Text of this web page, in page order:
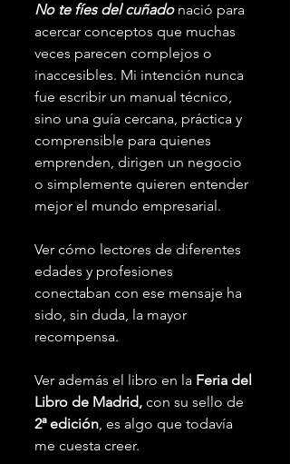
No te fíes del cuñado nació para
acercar conceptos que muchas
veces parecen complejos o
inaccesibles. Mi intención nunca
fue escribir un manual técnico,
sino una guía cercana, práctica y
comprensible para quienes
emprenden, dirigen un negocio
o simplemente quieren entender
mejor el mundo empresarial.
Ver cómo lectores de diferentes
edades y profesiones
conectaban con ese mensaje ha
sido, sin duda, la mayor
recompensa.
Ver además el libro en la Feria del
Libro de Madrid, con su sello de
2ª edición, es algo que todavía
me cuesta creer.